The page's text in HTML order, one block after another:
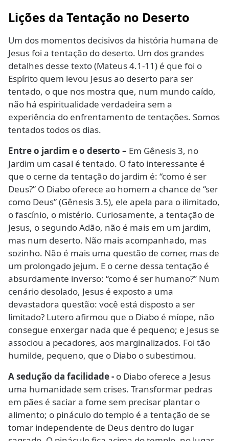
Lições da Tentação no Deserto
Um dos momentos decisivos da história humana de
Jesus foi a tentação do deserto. Um dos grandes
detalhes desse texto (Mateus 4.1-11) é que foi o
Espírito quem levou Jesus ao deserto para ser
tentado, o que nos mostra que, num mundo caído,
não há espiritualidade verdadeira sem a
experiência do enfrentamento de tentações. Somos
tentados todos os dias.
Entre o jardim e o deserto – Em Gênesis 3, no
Jardim um casal é tentado. O fato interessante é
que o cerne da tentação do jardim é: “como é ser
Deus?” O Diabo oferece ao homem a chance de “ser
como Deus” (Gênesis 3.5), ele apela para o ilimitado,
o fascínio, o mistério. Curiosamente, a tentação de
Jesus, o segundo Adão, não é mais em um jardim,
mas num deserto. Não mais acompanhado, mas
sozinho. Não é mais uma questão de comer, mas de
um prolongado jejum. E o cerne dessa tentação é
absurdamente inverso: “como é ser humano?” Num
cenário desolado, Jesus é exposto a uma
devastadora questão: você está disposto a ser
limitado? Lutero afirmou que o Diabo é míope, não
consegue enxergar nada que é pequeno; e Jesus se
associou a pecadores, aos marginalizados. Foi tão
humilde, pequeno, que o Diabo o subestimou.
A sedução da facilidade - o Diabo oferece a Jesus
uma humanidade sem crises. Transformar pedras
em pães é saciar a fome sem precisar plantar o
alimento; o pináculo do templo é a tentação de se
tomar independente de Deus dentro do lugar